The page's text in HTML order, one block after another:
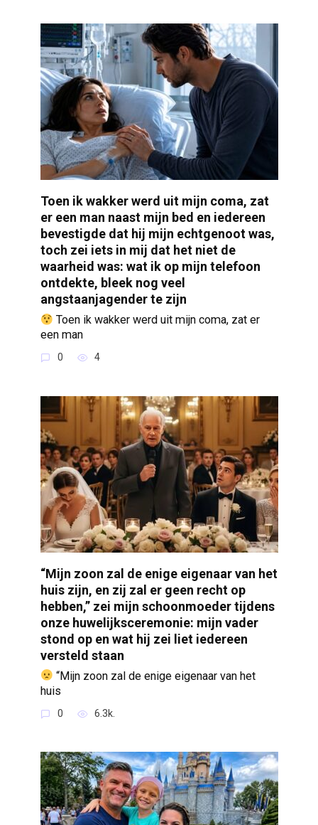
Toen ik wakker werd uit mijn coma, zat
er een man naast mijn bed en iedereen
bevestigde dat hij mijn echtgenoot was,
toch zei iets in mij dat het niet de
waarheid was: wat ik op mijn telefoon
ontdekte, bleek nog veel
angstaanjagender te zijn
Toen ik wakker werd uit mijn coma, zat er
een man
0 4
“Mijn zoon zal de enige eigenaar van het
huis zijn, en zij zal er geen recht op
hebben,” zei mijn schoonmoeder tijdens
onze huwelijksceremonie: mijn vader
stond op en wat hij zei liet iedereen
versteld staan
“Mijn zoon zal de enige eigenaar van het
huis
0 6.3k.